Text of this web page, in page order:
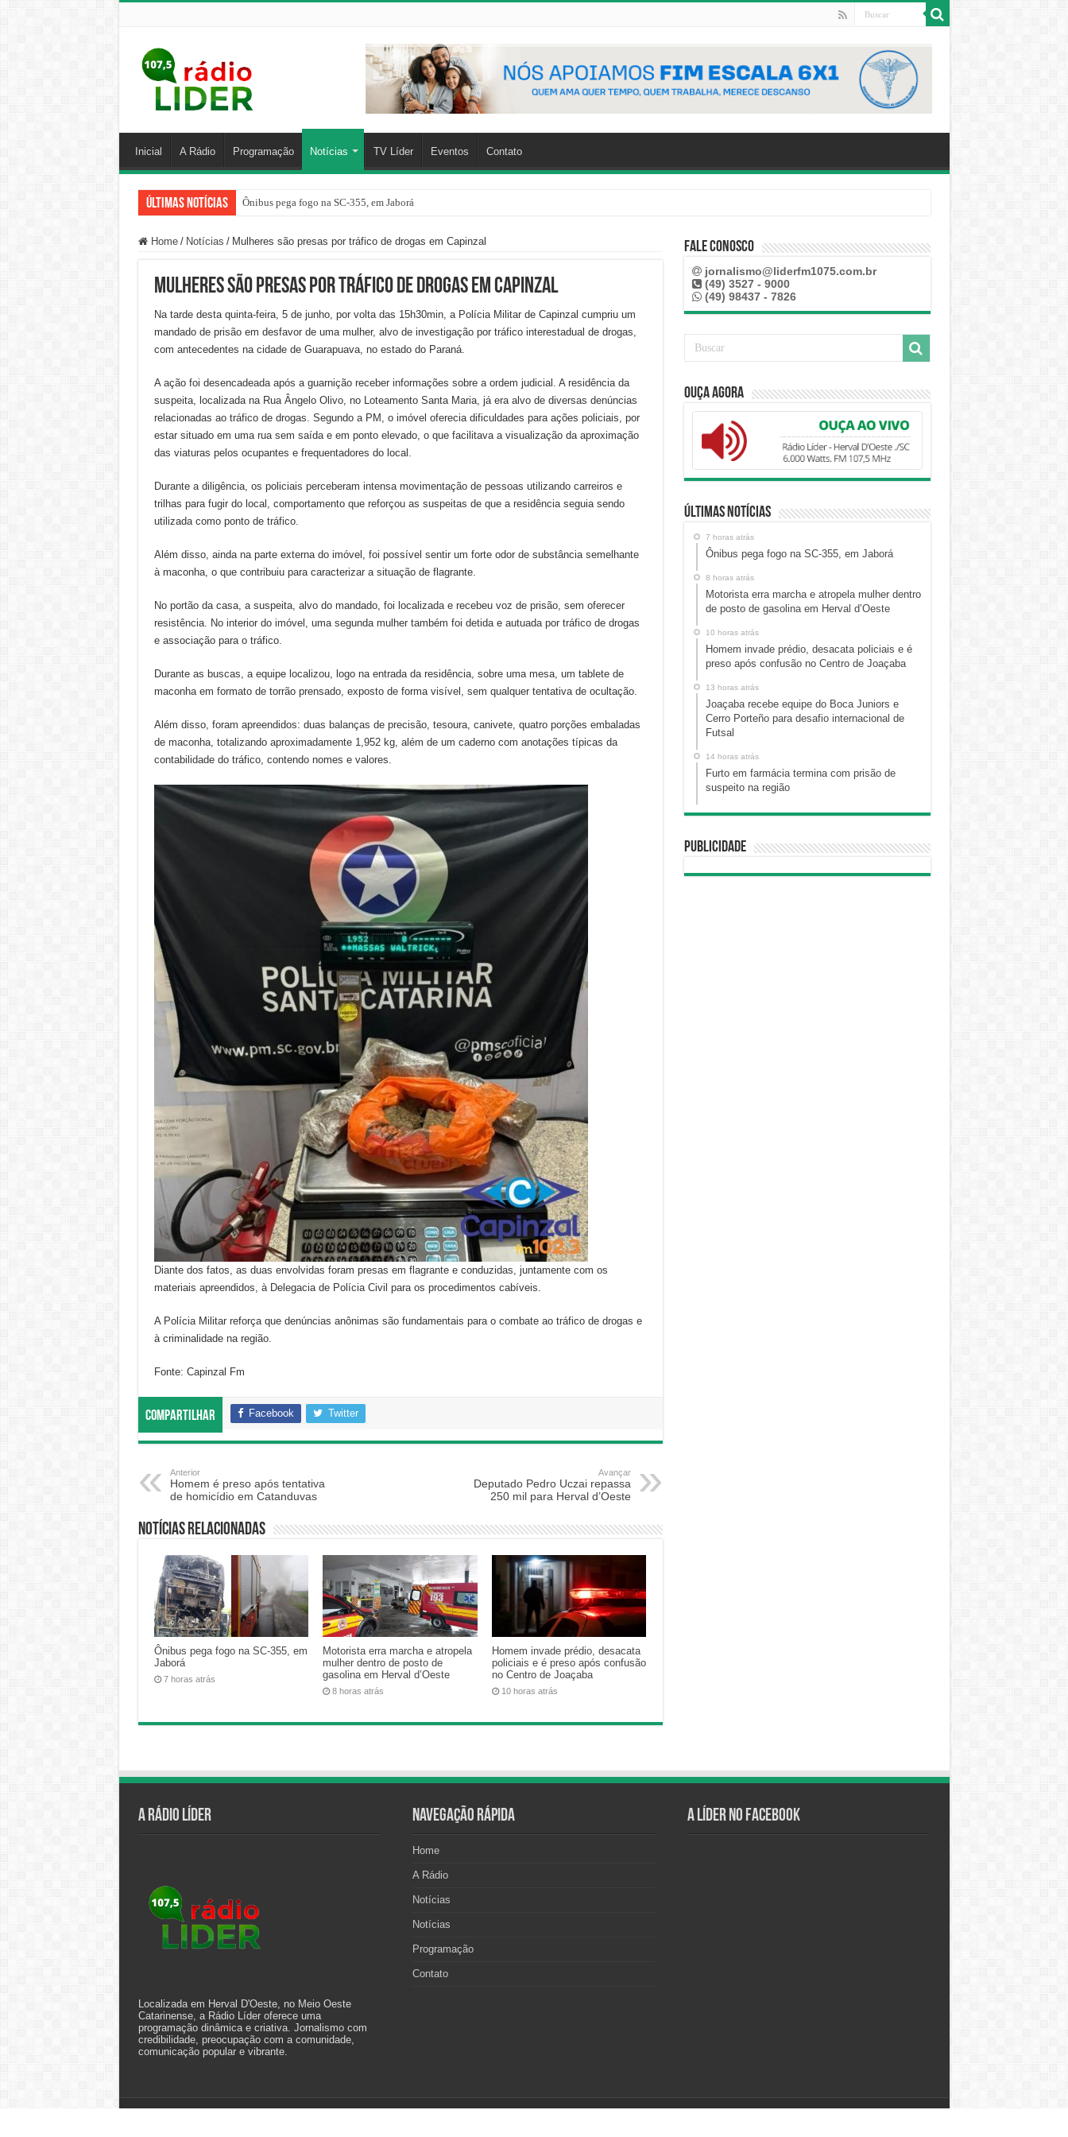
Inicial A Rádio Programação Notícias TV Líder Eventos Contato
Últimas Notícias Ônibus pega fogo na SC-355, em Jaborá
Home / Notícias / Mulheres são presas por tráfico de drogas em Capinzal
Mulheres são presas por tráfico de drogas em Capinzal
Na tarde desta quinta-feira, 5 de junho, por volta das 15h30min, a Polícia Militar de Capinzal cumpriu um
mandado de prisão em desfavor de uma mulher, alvo de investigação por tráfico interestadual de drogas,
com antecedentes na cidade de Guarapuava, no estado do Paraná.
A ação foi desencadeada após a guarnição receber informações sobre a ordem judicial. A residência da
suspeita, localizada na Rua Ângelo Olivo, no Loteamento Santa Maria, já era alvo de diversas denúncias
relacionadas ao tráfico de drogas. Segundo a PM, o imóvel oferecia dificuldades para ações policiais, por
estar situado em uma rua sem saída e em ponto elevado, o que facilitava a visualização da aproximação
das viaturas pelos ocupantes e frequentadores do local.
Durante a diligência, os policiais perceberam intensa movimentação de pessoas utilizando carreiros e
trilhas para fugir do local, comportamento que reforçou as suspeitas de que a residência seguia sendo
utilizada como ponto de tráfico.
Além disso, ainda na parte externa do imóvel, foi possível sentir um forte odor de substância semelhante
à maconha, o que contribuiu para caracterizar a situação de flagrante.
No portão da casa, a suspeita, alvo do mandado, foi localizada e recebeu voz de prisão, sem oferecer
resistência. No interior do imóvel, uma segunda mulher também foi detida e autuada por tráfico de drogas
e associação para o tráfico.
Durante as buscas, a equipe localizou, logo na entrada da residência, sobre uma mesa, um tablete de
maconha em formato de torrão prensado, exposto de forma visível, sem qualquer tentativa de ocultação.
Além disso, foram apreendidos: duas balanças de precisão, tesoura, canivete, quatro porções embaladas
de maconha, totalizando aproximadamente 1,952 kg, além de um caderno com anotações típicas da
contabilidade do tráfico, contendo nomes e valores.
Diante dos fatos, as duas envolvidas foram presas em flagrante e conduzidas, juntamente com os
materiais apreendidos, à Delegacia de Polícia Civil para os procedimentos cabíveis.
A Polícia Militar reforça que denúncias anônimas são fundamentais para o combate ao tráfico de drogas e
à criminalidade na região.
Fonte: Capinzal Fm
Compartilhar Facebook Twitter
Anterior
Homem é preso após tentativa
de homicídio em Catanduvas
Avançar
Deputado Pedro Uczai repassa
250 mil para Herval d’Oeste
Notícias relacionadas
Ônibus pega fogo na SC-355, em
Jaborá
7 horas atrás
Motorista erra marcha e atropela
mulher dentro de posto de
gasolina em Herval d’Oeste
8 horas atrás
Homem invade prédio, desacata
policiais e é preso após confusão
no Centro de Joaçaba
10 horas atrás
Fale Conosco
jornalismo@liderfm1075.com.br
(49) 3527 - 9000
(49) 98437 - 7826
Ouça Agora
Últimas Notícias
7 horas atrás
Ônibus pega fogo na SC-355, em Jaborá
8 horas atrás
Motorista erra marcha e atropela mulher dentro
de posto de gasolina em Herval d’Oeste
10 horas atrás
Homem invade prédio, desacata policiais e é
preso após confusão no Centro de Joaçaba
13 horas atrás
Joaçaba recebe equipe do Boca Juniors e
Cerro Porteño para desafio internacional de
Futsal
14 horas atrás
Furto em farmácia termina com prisão de
suspeito na região
Publicidade
A Rádio Líder
Localizada em Herval D'Oeste, no Meio Oeste
Catarinense, a Rádio Líder oferece uma
programação dinâmica e criativa. Jornalismo com
credibilidade, preocupação com a comunidade,
comunicação popular e vibrante.
Navegação Rápida
Home
A Rádio
Notícias
Notícias
Programação
Contato
A Líder no Facebook